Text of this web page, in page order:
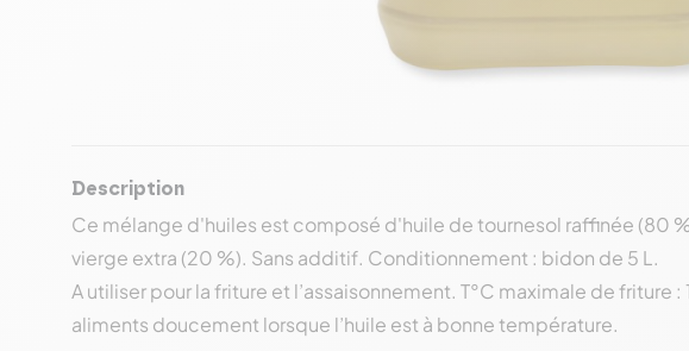
Description
Ce mélange d'huiles est composé d'huile de tournesol raffinée (80
vierge extra (20 %). Sans additif. Conditionnement : bidon de 5 L.
A utiliser pour la friture et l’assaisonnement. T°C maximale de friture
aliments doucement lorsque l’huile est à bonne température.